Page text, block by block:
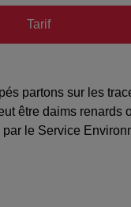
Tarif
partons sur les
être daims
le Service